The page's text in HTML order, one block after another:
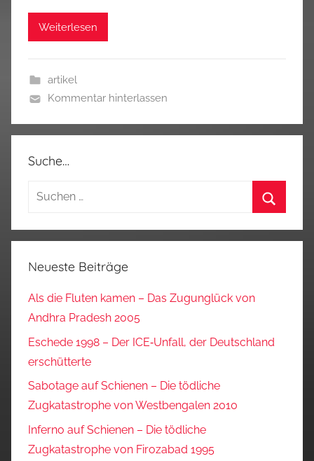
Weiterlesen
artikel
Kommentar hinterlassen
Suche…
Suchen
Neueste Beiträge
Als die Fluten kamen – Das Zugunglück von
Andhra Pradesh 2005
Eschede 1998 – Der ICE‑Unfall, der Deutschland
erschütterte
Sabotage auf Schienen – Die tödliche
Zugkatastrophe von Westbengalen 2010
Inferno auf Schienen – Die tödliche
Zugkatastrophe von Firozabad 1995